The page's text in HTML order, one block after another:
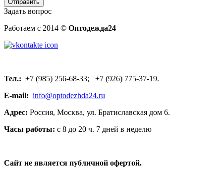
Задать вопрос
Работаем с 2014 © Оптодежда24
Тел.: +7 (985) 256-68-33; +7 (926) 775-37-19.
E-mail: info@optodezhda24.ru
Адрес: Россия, Москва, ул. Братиславская дом 6.
Часы работы: с 8 до 20 ч. 7 дней в неделю
Сайт не является публичной офертой.